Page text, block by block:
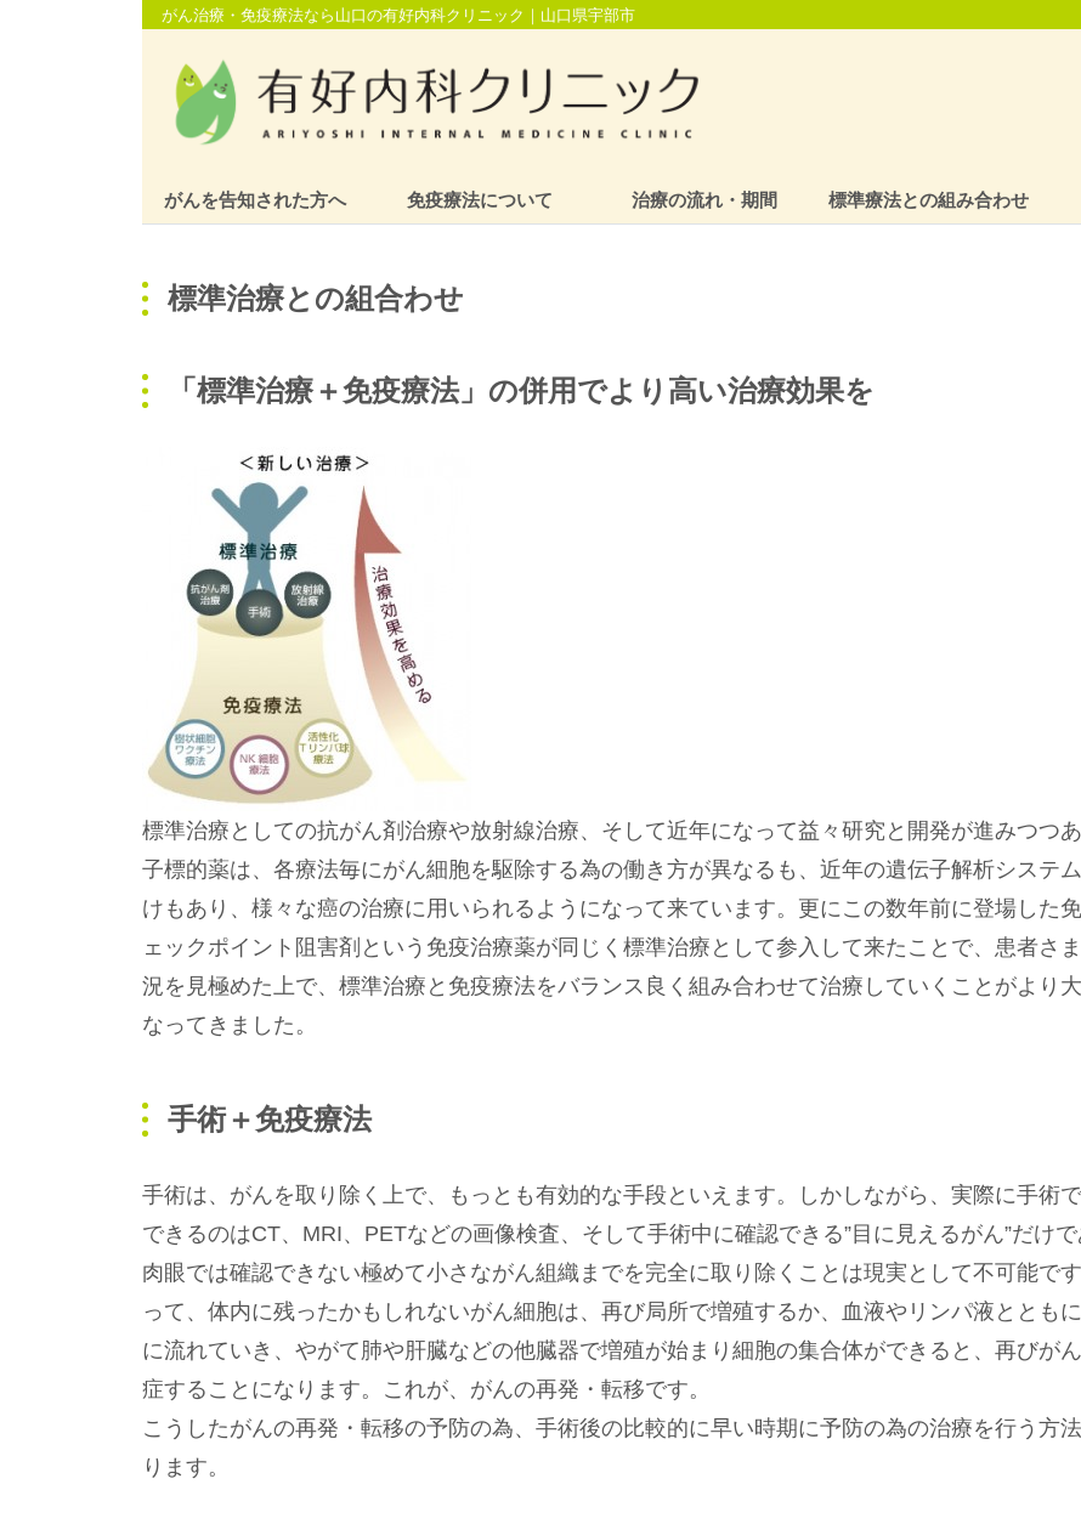
がん治療・免疫療法なら山口の有好内科クリニック｜山口県宇部市
がんを告知された方へ 免疫療法について 治療の流れ・期間 標準療法との組み合わせ
標準治療との組合わせ
「標準治療＋免疫療法」の併用でより高い治療効果を
標準治療としての抗がん剤治療や放射線治療、そして近年になって益々研究と開発が進みつつ
子標的薬は、各療法毎にがん細胞を駆除する為の働き方が異なるも、近年の遺伝子解析システ
けもあり、様々な癌の治療に用いられるようになって来ています。更にこの数年前に登場した
ェックポイント阻害剤という免疫治療薬が同じく標準治療として参入して来たことで、患者さ
況を見極めた上で、標準治療と免疫療法をバランス良く組み合わせて治療していくことがより
なってきました。
手術＋免疫療法
手術は、がんを取り除く上で、もっとも有効的な手段といえます。しかしながら、実際に手術
できるのはCT、MRI、PETなどの画像検査、そして手術中に確認できる”目に見えるがん”だけで
肉眼では確認できない極めて小さながん組織までを完全に取り除くことは現実として不可能で
って、体内に残ったかもしれないがん細胞は、再び局所で増殖するか、血液やリンパ液ととも
に流れていき、やがて肺や肝臓などの他臓器で増殖が始まり細胞の集合体ができると、再びが
症することになります。これが、がんの再発・転移です。
こうしたがんの再発・転移の予防の為、手術後の比較的に早い時期に予防の為の治療を行う方
ります。